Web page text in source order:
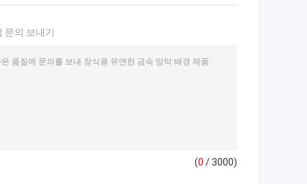
문의 보내기
(0 / 3000)